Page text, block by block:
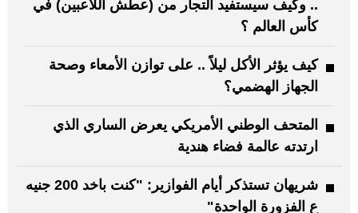
.. وكيف سيستفيد التجار من (عطش اللاعبين) في
كأس العالم ؟
كيف يؤثر الأكل ليلاً .. على توازن الأمعاء وصحة
الجهاز الهضمي؟
المتحف الوطني الأمريكي يعرض الساري الذي
ارتدته عالمة فضاء هندية
شريهان تستذكر أيام الفوازير: "كنت باخد 200 جنيه
ع الفزورة الواحدة"